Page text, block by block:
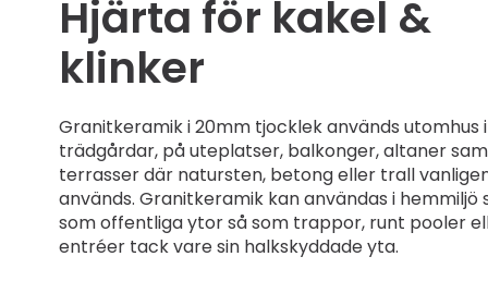
Hjärta för kakel &
klinker
Granitkeramik i 20mm tjocklek används utomhus i
trädgårdar, på uteplatser, balkonger, altaner
terrasser där natursten, betong eller trall
används. Granitkeramik kan användas i hemmiljö
som offentliga ytor så som trappor, runt pooler
entréer tack vare sin halkskyddade yta.